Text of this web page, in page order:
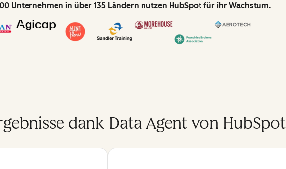
Unternehmen in über 135 Ländern nutzen HubSpot für ihr Wachstum.
dank Data Agent von HubSpot